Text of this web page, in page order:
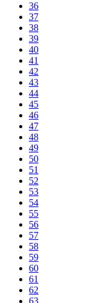
36
37
38
39
40
41
42
43
44
45
46
47
48
49
50
51
52
53
54
55
56
57
58
59
60
61
62
63